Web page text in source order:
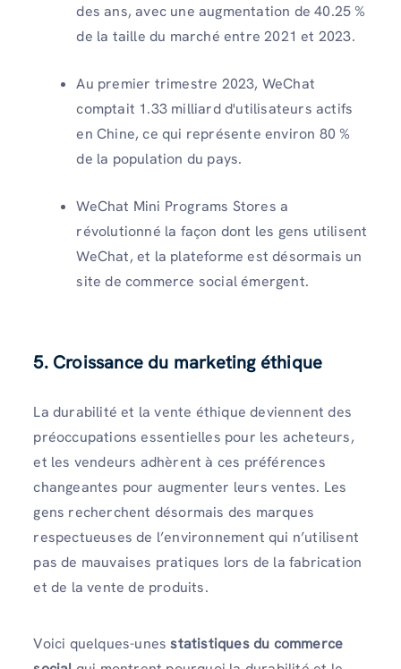
des ans, avec une augmentation de 40.25 %
de la taille du marché entre 2021 et 2023.
Au premier trimestre 2023, WeChat
comptait 1.33 milliard d'utilisateurs actifs
en Chine, ce qui représente environ 80 %
de la population du pays.
WeChat Mini Programs Stores a
révolutionné la façon dont les gens utilisent
WeChat, et la plateforme est désormais un
site de commerce social émergent.
5. Croissance du marketing éthique
La durabilité et la vente éthique deviennent des
préoccupations essentielles pour les acheteurs,
et les vendeurs adhèrent à ces préférences
changeantes pour augmenter leurs ventes. Les
gens recherchent désormais des marques
respectueuses de l’environnement qui n’utilisent
pas de mauvaises pratiques lors de la fabrication
et de la vente de produits.
Voici quelques-unesstatistiques du commerce